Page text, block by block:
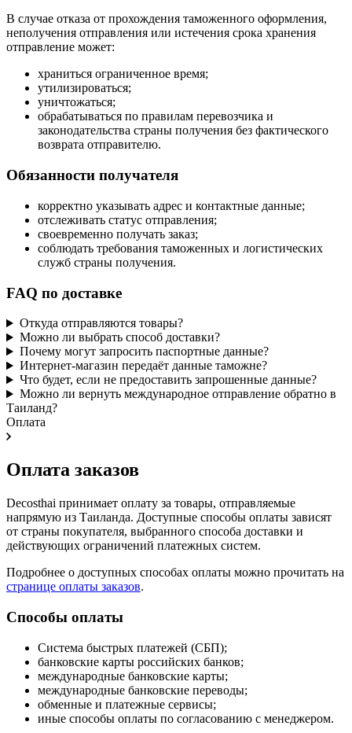
В случае отказа от прохождения таможенного оформления,
неполучения отправления или истечения срока хранения
отправление может:
храниться ограниченное время;
утилизироваться;
уничтожаться;
обрабатываться по правилам перевозчика и
законодательства страны получения без фактического
возврата отправителю.
Обязанности получателя
корректно указывать адрес и контактные данные;
отслеживать статус отправления;
своевременно получать заказ;
соблюдать требования таможенных и логистических
служб страны получения.
FAQ по доставке
Откуда отправляются товары?
Можно ли выбрать способ доставки?
Почему могут запросить паспортные данные?
Интернет-магазин передаёт данные таможне?
Что будет, если не предоставить запрошенные данные?
Можно ли вернуть международное отправление обратно в
Таиланд?
Оплата
Оплата заказов
Decosthai принимает оплату за товары, отправляемые
напрямую из Таиланда. Доступные способы оплаты зависят
от страны покупателя, выбранного способа доставки и
действующих ограничений платежных систем.
Подробнее о доступных способах оплаты можно прочитать на
странице оплаты заказов.
Способы оплаты
Система быстрых платежей (СБП);
банковские карты российских банков;
международные банковские карты;
международные банковские переводы;
обменные и платежные сервисы;
иные способы оплаты по согласованию с менеджером.